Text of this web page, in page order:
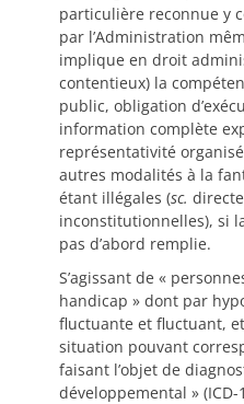
particulière reconnue y
par l’Administration
implique en droit
contentieux) la
public, obligation
information complète
représentativité
autres modalités à la
étant illégales (sc.
inconstitutionnelles), si
pas d’abord remplie.
S’agissant de «
handicap » dont par
fluctuante et fluctuant,
situation pouvant
faisant l’objet de
développemental »